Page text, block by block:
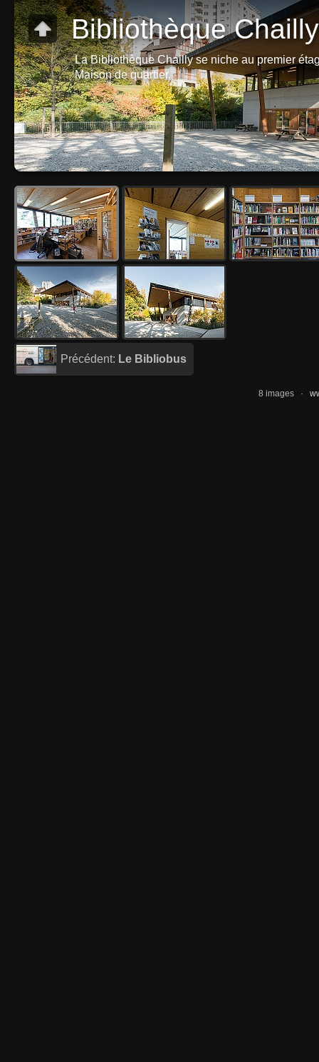
Bibliothèque Chailly
La Bibliothèque Chailly se niche au premier
Maison de quartier.
Précédent: Le Bibliobus
8 images ·